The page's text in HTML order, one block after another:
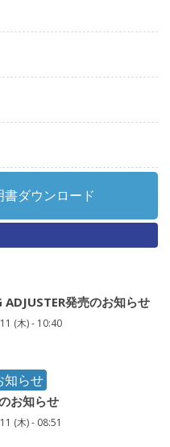
ダウンロード
ADJUSTER発売のお知らせ
(木) - 10:40
知らせ
お知らせ
(木) - 08:51